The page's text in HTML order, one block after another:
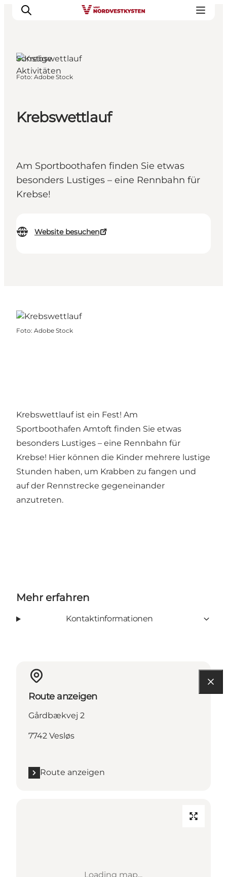
Events
Krebswettlauf
Am Sportboothafen finden Sie etwas
besonders Lustiges – eine Rennbahn für
Krebse!
Website besuchen
Sonstige
Aktivitäten
Foto: Adobe Stock
Foto: Adobe Stock
Krebswettlauf ist ein Fest! Am
Sportboothafen Amtoft finden Sie etwas
besonders Lustiges – eine Rennbahn für
Krebse! Hier können die Kinder mehrere lustige
Stunden haben, um Krabben zu fangen und
auf der Rennstrecke gegeneinander
anzutreten.
Mehr erfahren
Kontaktinformationen
Route anzeigen
Gårdbækvej 2
7742 Vesløs
Route anzeigen
Loading map...